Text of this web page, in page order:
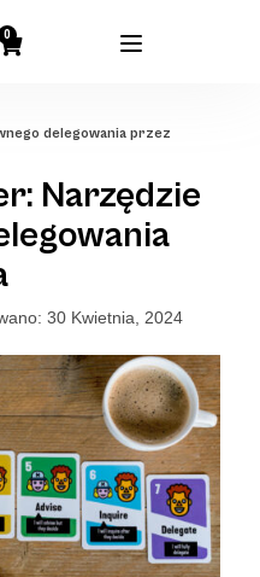
0
delegowania przez
Narzędzie
30 Kwietnia, 2024